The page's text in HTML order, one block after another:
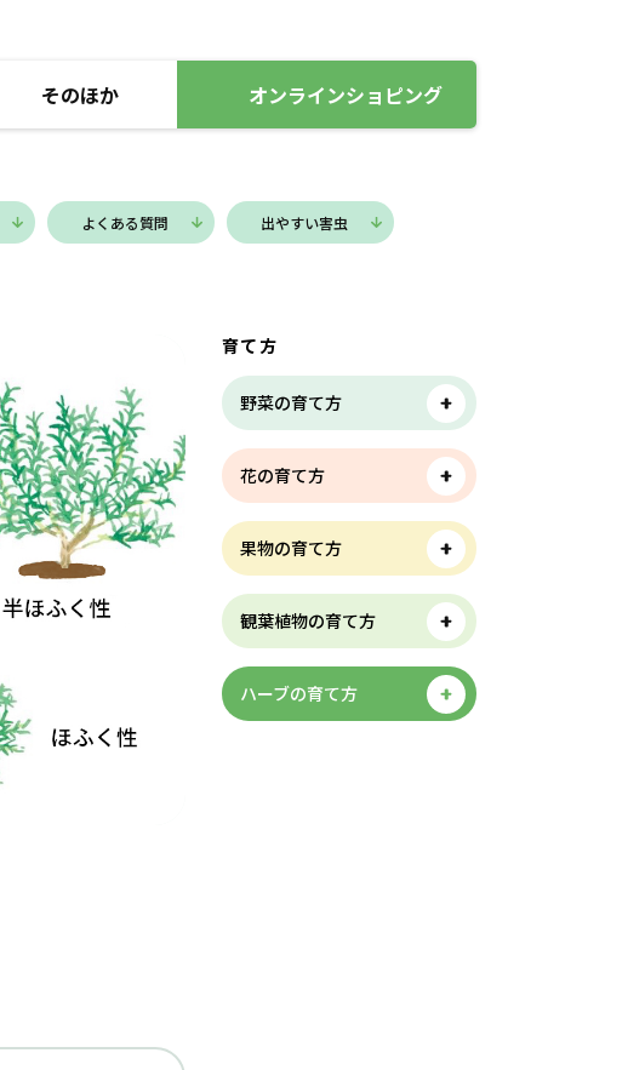
そのほか オンラインショピング
よくある質問 出やすい害虫
育て方
野菜の育て方
花の育て方
果物の育て方
観葉植物の育て方
ハーブの育て方